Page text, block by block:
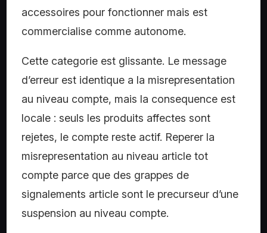
accessoires pour fonctionner mais est
commercialise comme autonome.
Cette categorie est glissante. Le message
d’erreur est identique a la misrepresentation
au niveau compte, mais la consequence est
locale : seuls les produits affectes sont
rejetes, le compte reste actif. Reperer la
misrepresentation au niveau article tot
compte parce que des grappes de
signalements article sont le precurseur d’une
suspension au niveau compte.